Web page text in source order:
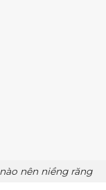
nên niềng răng